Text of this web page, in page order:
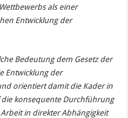
als einer
Entwicklung der
Bedeutung dem Gesetz der
Entwicklung der
orientiert damit die Kader in
die konsequente Durchführung
in direkter Abhängigkeit